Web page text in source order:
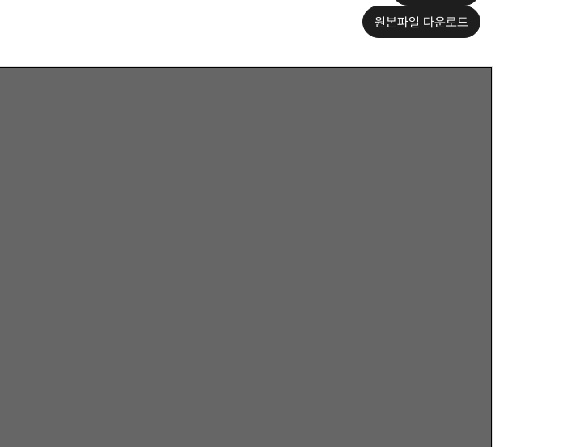
원본파일 다운로드